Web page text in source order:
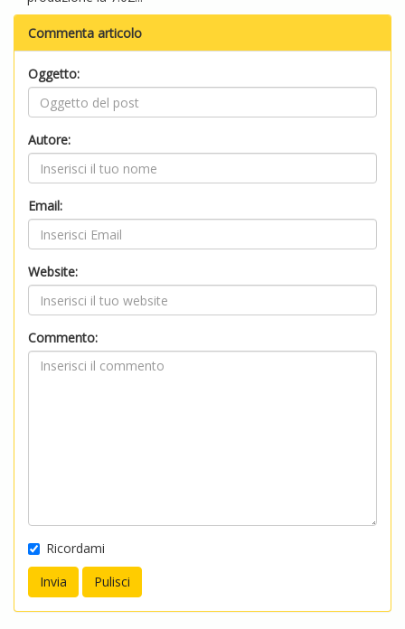
Commenta articolo
Oggetto:
Autore:
Email:
Website:
Commento:
Ricordami